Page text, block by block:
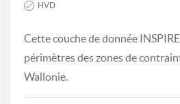
HVD
Cette couche de donnée
périmètres des zones de
Wallonie.